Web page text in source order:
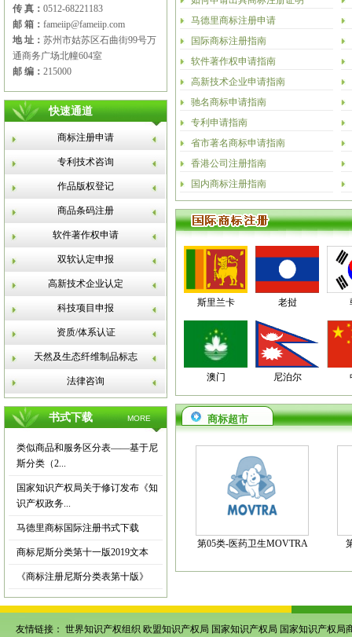
传 真： 0512-68221183
邮 箱： fameiip@fameiip.com
地 址： 苏州市姑苏区石曲街99号万
通商务广场北幢604室
邮 编： 215000
快速通道
商标注册申请
专利技术咨询
作品版权登记
商品条码注册
软件著作权申请
双软认定申报
高新技术企业认定
科技项目申报
资质/体系认证
天然及生态纤维制品标志
法律咨询
书式下载 MORE
类似商品和服务区分表——基于尼
斯分类（2...
国家知识产权局关于修订发布《知
识产权政务...
马德里商标国际注册书式下载
商标尼斯分类第十一版2019文本
《商标注册尼斯分类表第十版》
马德里商标注册申请
国际商标注册指南
软件著作权申请指南
高新技术企业申请指南
驰名商标申请指南
专利申请指南
省市著名商标申请指南
香港公司注册指南
国内商标注册指南
斯里兰卡 老挝
澳门 尼泊尔
商标超市
第05类-医药卫生MOVTRA
友情链接： 世界知识产权组织 欧盟知识产权局 国家知识产权局 国家知识产权局